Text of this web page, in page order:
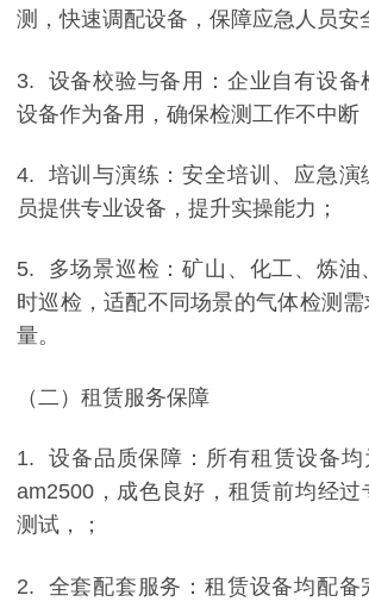
测，快速调配设备，保障应急人员安
3. 设备校验与备用：企业自有设备
设备作为备用，确保检测工作不中断
4. 培训与演练：安全培训、应急演
员提供专业设备，提升实操能力；
5. 多场景巡检：矿山、化工、炼油
时巡检，适配不同场景的气体检测
量。
（二）租赁服务保障
1. 设备品质保障：所有租赁设备均
am2500，成色良好，租赁前均经
测试，；
2. 全套配套服务：租赁设备均配备